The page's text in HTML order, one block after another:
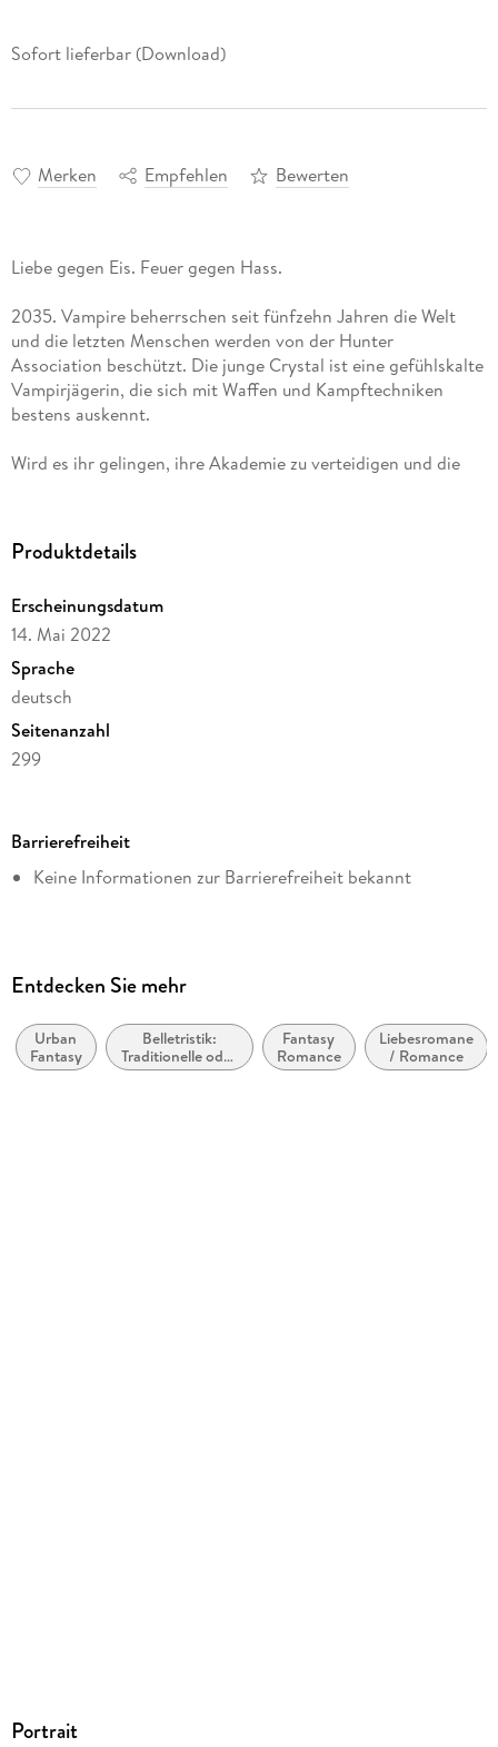
Sofort lieferbar (Download)
Merken Empfehlen Bewerten
Liebe gegen Eis. Feuer gegen Hass.
2035. Vampire beherrschen seit fünfzehn Jahren die Welt
und die letzten Menschen werden von der Hunter
Association beschützt. Die junge Crystal ist eine gefühlskalte
Vampirjägerin, die sich mit Waffen und Kampftechniken
bestens auskennt.
Wird es ihr gelingen, ihre Akademie zu verteidigen und die
sie liebe!" Lucie Flebbe, Schriftstellerin
Produktdetails
Erscheinungsdatum
14. Mai 2022
Sprache
deutsch
Seitenanzahl
299
Altersempfehlung
ab 14 Jahre
Autor/Autorin
Verlag/Hersteller
via tolino media
Barrierefreiheit
Keine Informationen zur Barrierefreiheit bekannt
Entdecken Sie mehr
Urban
Fantasy
Belletristik:
Traditionelle oder
kulturelle und
Fantasy
Romance
Liebesromane
/ Romance
Portrait